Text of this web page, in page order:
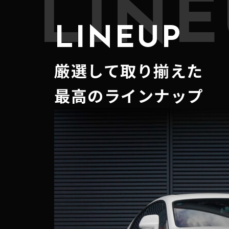
LINEUP
厳選して取り揃えた
最高のラインナップ